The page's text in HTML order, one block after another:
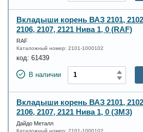
Вкладыши корень ВАЗ 2101,
2106, 2107, 2121 Нива 1, 0 (RAF)
RAF
Каталожный номер: 2101-1000102
код: 61439
В наличии
Вкладыши корень ВАЗ 2101,
2106, 2107, 2121 Нива 1, 0 (ЗМЗ)
Дайдо Металл
Каталожный номер: 2101-1000102